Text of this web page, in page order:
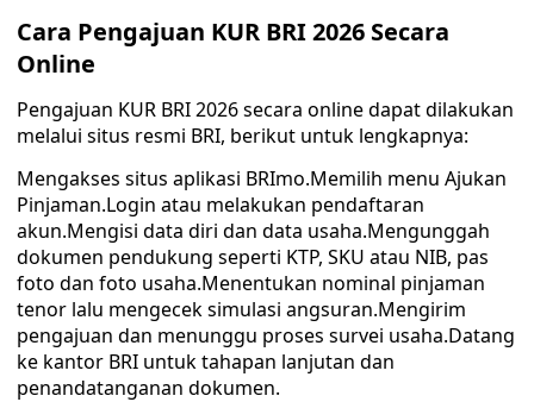
Cara Pengajuan KUR BRI 2026 Secara
Online
Pengajuan KUR BRI 2026 secara online dapat dilakukan
melalui situs resmi BRI, berikut untuk lengkapnya:
Mengakses situs aplikasi BRImo.Memilih menu Ajukan
Pinjaman.Login atau melakukan pendaftaran
akun.Mengisi data diri dan data usaha.Mengunggah
dokumen pendukung seperti KTP, SKU atau NIB, pas
foto dan foto usaha.Menentukan nominal pinjaman
tenor lalu mengecek simulasi angsuran.Mengirim
pengajuan dan menunggu proses survei usaha.Datang
ke kantor BRI untuk tahapan lanjutan dan
penandatanganan dokumen.